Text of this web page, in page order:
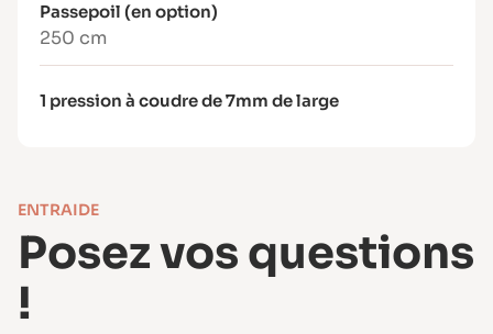
Passepoil (en option)
250 cm
1 pression à coudre de 7mm de large
ENTRAIDE
Posez vos questions
!